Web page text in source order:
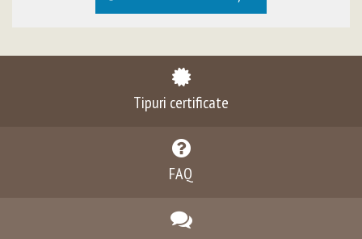
Tipuri certificate
FAQ